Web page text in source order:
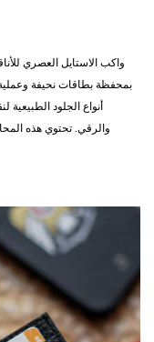
واكب الاستايل العصري
بمحفظة بطاقات نحيفة
أنواع الجلود